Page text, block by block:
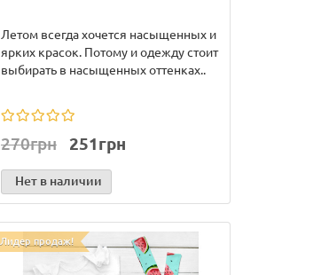
Летом всегда хочется насыщенных и
ярких красок. Потому и одежду стоит
выбирать в насыщенных оттенках..
270грн 251грн
Нет в наличии
Лидер продаж!